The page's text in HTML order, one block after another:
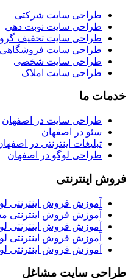
طراحی سایت شرکتی
طراحی سایت نوبت دهی
طراحی سایت تخفیف
طراحی سایت فروشگاهی
طراحی سایت شخصی
طراحی سایت املاک
خدمات ما
طراحی سایت در اصفهان
سئو در اصفهان
تبلیغات اینترنتی در
طراحی لوگو در اصفهان
فروش اینترنتی
آموزش فروش اینترنتی
آموزش فروش اینترنتی
آموزش فروش اینترنتی
آموزش فروش اینترنتی
آموزش فروش اینترنتی
طراحی سایت مشاغل